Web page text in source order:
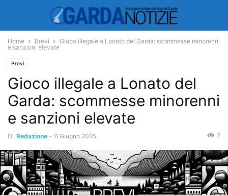
Home Brevi
Gioco illegale a Lonato del Garda: scommesse minorenni
e sanzioni elevate
Brevi
Gioco illegale a Lonato del
Garda: scommesse minorenni
e sanzioni elevate
Di Redazione - 6 Giugno 2025 2